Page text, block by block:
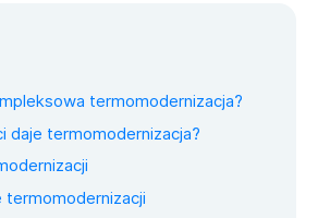
termomodernizacja?
daje termomodernizacja?
termomodernizacji